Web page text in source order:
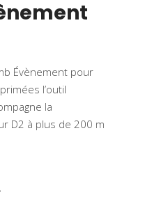
Évènement pour
l’outil
la
D2 à plus de 200 m